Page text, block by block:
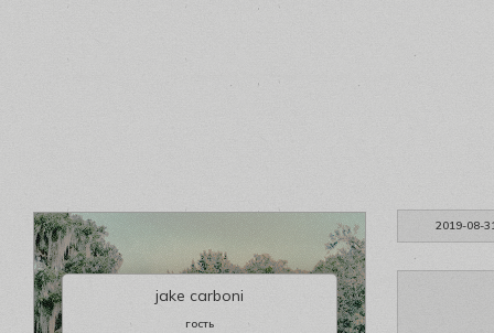
2019-08-
jake carboni
гость